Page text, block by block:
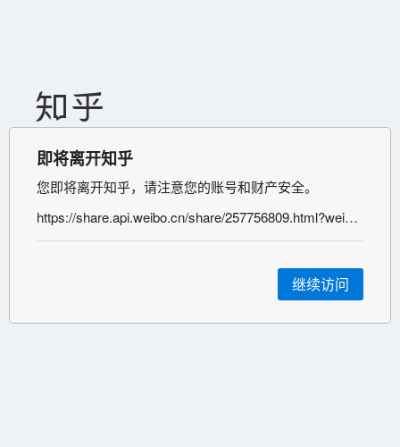
即将离开知乎
您即将离开知乎，请注意您的账号和财产安全。
https://share.api.weibo.cn/share/257756809.html?weibo_id=4695927333322970
继续访问